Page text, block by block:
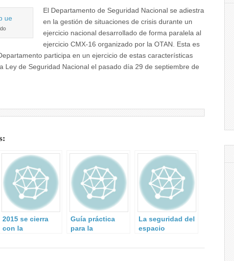
El Departamento de Seguridad Nacional se adiestra
en la gestión de situaciones de crisis durante un
ejercicio nacional desarrollado de forma paralela al
ejercicio CMX-16 organizado por la OTAN. Esta es
participa en un ejercicio de estas características
Ley de Seguridad Nacional el pasado día 29 de septiembre de
2015 se cierra
con la
de 274 grupos de
Guía práctica
para la
un Sistema de
La seguridad del
espacio